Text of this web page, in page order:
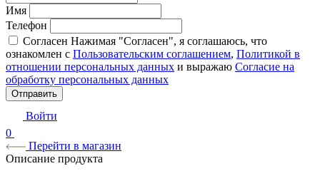
Имя
Телефон
Согласен Нажимая "Согласен", я соглашаюсь, что
ознакомлен с Пользовательским соглашением, Политикой в
отношении персональных данных и выражаю Согласие на
обработку персональных данных
Отправить
Войти
0
Перейти в магазин
Описание продукта